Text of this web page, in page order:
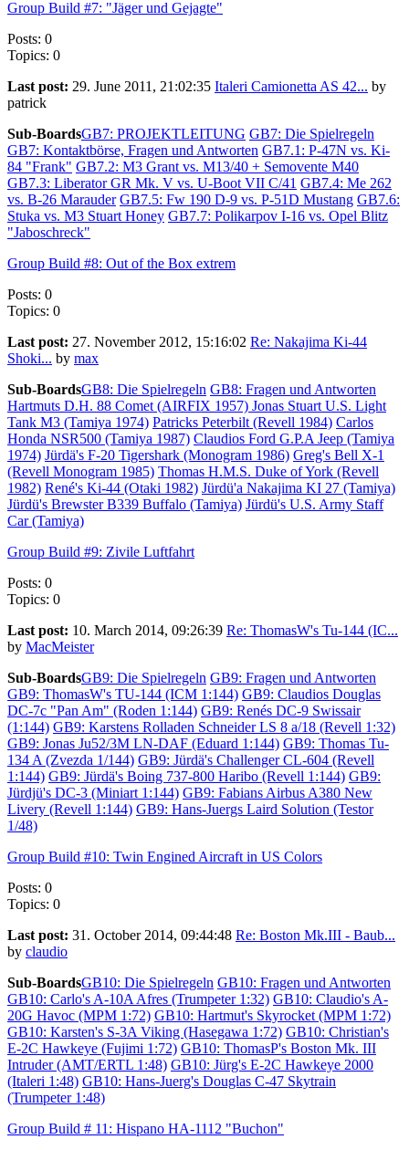
Group Build #7: "Jäger und Gejagte"
Posts: 0
Topics: 0
Last post: 29. June 2011, 21:02:35 Italeri Camionetta AS 42... by
patrick
Sub-BoardsGB7: PROJEKTLEITUNG GB7: Die Spielregeln
GB7: Kontaktbörse, Fragen und Antworten GB7.1: P-47N vs. Ki-
84 "Frank" GB7.2: M3 Grant vs. M13/40 + Semovente M40
GB7.3: Liberator GR Mk. V vs. U-Boot VII C/41 GB7.4: Me 262
vs. B-26 Marauder GB7.5: Fw 190 D-9 vs. P-51D Mustang GB7.6:
Stuka vs. M3 Stuart Honey GB7.7: Polikarpov I-16 vs. Opel Blitz
"Jaboschreck"
Group Build #8: Out of the Box extrem
Posts: 0
Topics: 0
Last post: 27. November 2012, 15:16:02 Re: Nakajima Ki-44
Shoki... by max
Sub-BoardsGB8: Die Spielregeln GB8: Fragen und Antworten
Hartmuts D.H. 88 Comet (AIRFIX 1957) Jonas Stuart U.S. Light
Tank M3 (Tamiya 1974) Patricks Peterbilt (Revell 1984) Carlos
Honda NSR500 (Tamiya 1987) Claudios Ford G.P.A Jeep (Tamiya
1974) Jürdä's F-20 Tigershark (Monogram 1986) Greg's Bell X-1
(Revell Monogram 1985) Thomas H.M.S. Duke of York (Revell
1982) René's Ki-44 (Otaki 1982) Jürdü'a Nakajima KI 27 (Tamiya)
Jürdü's Brewster B339 Buffalo (Tamiya) Jürdü's U.S. Army Staff
Car (Tamiya)
Group Build #9: Zivile Luftfahrt
Posts: 0
Topics: 0
Last post: 10. March 2014, 09:26:39 Re: ThomasW's Tu-144 (IC...
by MacMeister
Sub-BoardsGB9: Die Spielregeln GB9: Fragen und Antworten
GB9: ThomasW's TU-144 (ICM 1:144) GB9: Claudios Douglas
DC-7c "Pan Am" (Roden 1:144) GB9: Renés DC-9 Swissair
(1:144) GB9: Karstens Rolladen Schneider LS 8 a/18 (Revell 1:32)
GB9: Jonas Ju52/3M LN-DAF (Eduard 1:144) GB9: Thomas Tu-
134 A (Zvezda 1/144) GB9: Jürdä's Challenger CL-604 (Revell
1:144) GB9: Jürdä's Boing 737-800 Haribo (Revell 1:144) GB9:
Jürdjü's DC-3 (Miniart 1:144) GB9: Fabians Airbus A380 New
Livery (Revell 1:144) GB9: Hans-Juergs Laird Solution (Testor
1/48)
Group Build #10: Twin Engined Aircraft in US Colors
Posts: 0
Topics: 0
Last post: 31. October 2014, 09:44:48 Re: Boston Mk.III - Baub...
by claudio
Sub-BoardsGB10: Die Spielregeln GB10: Fragen und Antworten
GB10: Carlo's A-10A Afres (Trumpeter 1:32) GB10: Claudio's A-
20G Havoc (MPM 1:72) GB10: Hartmut's Skyrocket (MPM 1:72)
GB10: Karsten's S-3A Viking (Hasegawa 1:72) GB10: Christian's
E-2C Hawkeye (Fujimi 1:72) GB10: ThomasP's Boston Mk. III
Intruder (AMT/ERTL 1:48) GB10: Jürg's E-2C Hawkeye 2000
(Italeri 1:48) GB10: Hans-Juerg's Douglas C-47 Skytrain
(Trumpeter 1:48)
Group Build # 11: Hispano HA-1112 "Buchon"